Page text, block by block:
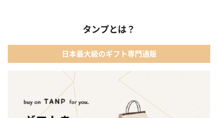
タンプとは？
日本最大級のギフト専門通販